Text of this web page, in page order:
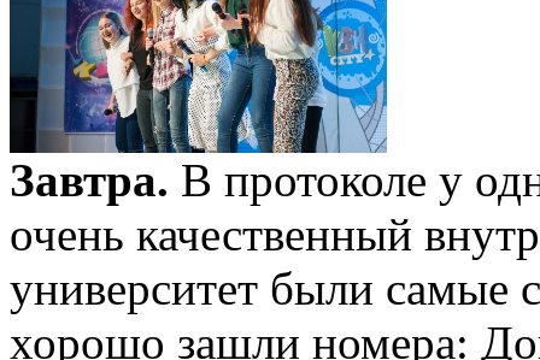
Завтра. В протоколе у
очень качественный
университет были самые
хорошо зашли номера: